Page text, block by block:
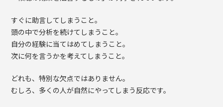
すぐに助言してしまうこと。
頭の中で分析を続けてしまうこと。
自分の経験に当てはめてしまうこと。
次に何を言うかを考えてしまうこと。
どれも、特別な欠点ではありません。
むしろ、多くの人が自然にやってしまう反応です。